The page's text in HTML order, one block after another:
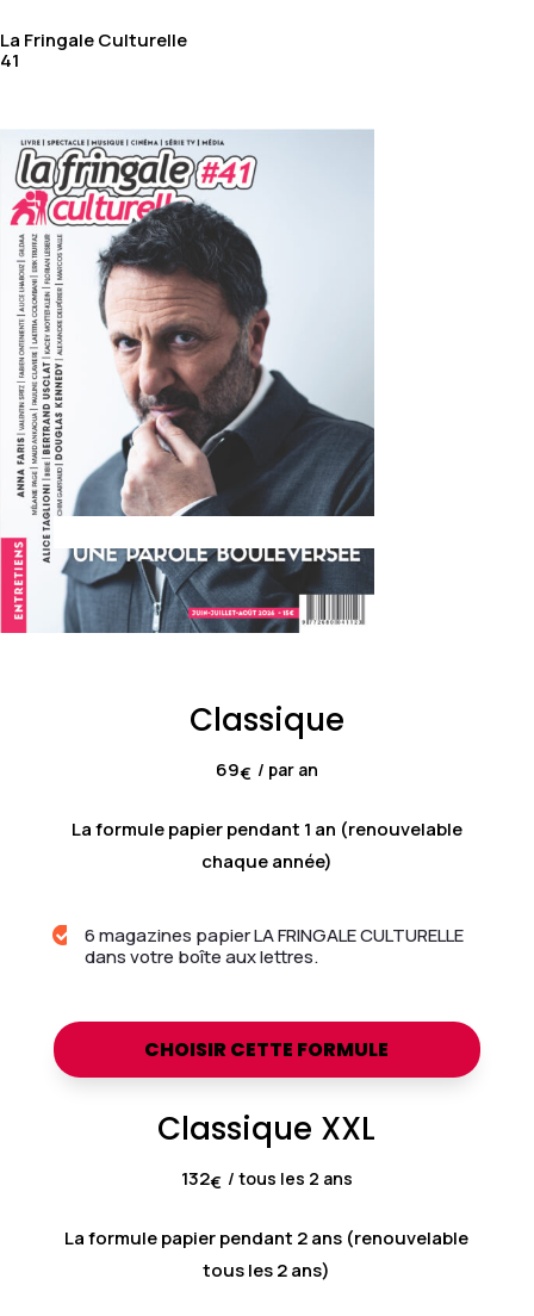
La Fringale Culturelle
41
PRINT
Classique
69€ / par an
La formule papier pendant 1 an (renouvelable
chaque année)

6 magazines papier LA FRINGALE CULTURELLE
dans votre boîte aux lettres.
CHOISIR CETTE FORMULE
Classique XXL
132€ / tous les 2 ans
La formule papier pendant 2 ans (renouvelable
tous les 2 ans)